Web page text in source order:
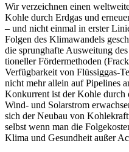
Wir verzeichnen einen
Kohle durch Erdgas und
– und nicht einmal in erster
Folgen des Klima­wandels
die sprung­hafte Ausweitung
tio­neller Förder­me­thoden
Verfüg­barkeit von Flüssiggas-
nicht mehr allein auf Pipelines
Konkurrent ist der Kohle durch
Wind- und Solar­strom
sich der Neubau von
selbst wenn man die
Klima und Gesundheit außer